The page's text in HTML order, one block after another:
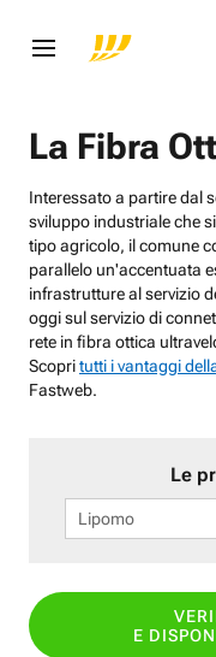
La Fibra
Interessato a partire dal
sviluppo industriale che
tipo agricolo, il comune
parallelo un'accentuata
infrastrutture al servizio
oggi sul servizio di
rete in fibra ottica
Scopritutti i vantaggi
Fastweb.
Le
Lipomo
E